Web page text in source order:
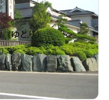
（ゆとり）
ミ
3.3km